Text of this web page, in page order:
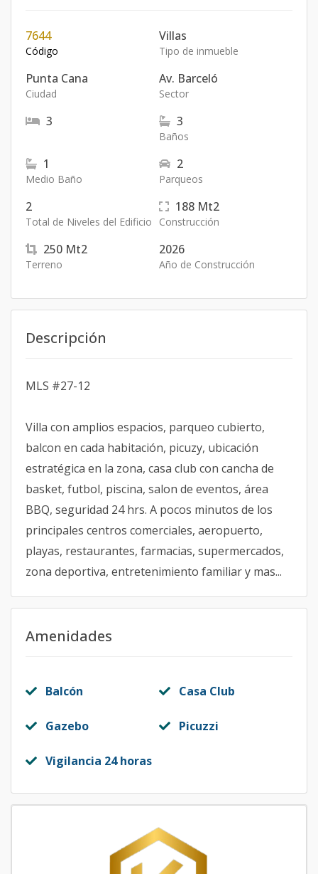
7644
Código
Villas
Tipo de inmueble
Punta Cana
Ciudad
Av. Barceló
Sector
3 3
Baños
1
Medio Baño
2
Parqueos
2
Total de Niveles del Edificio
188 Mt2
Construcción
250 Mt2
Terreno
2026
Año de Construcción
Descripción
MLS #27-12
Villa con amplios espacios, parqueo cubierto,
balcon en cada habitación, picuzy, ubicación
estratégica en la zona, casa club con cancha de
basket, futbol, piscina, salon de eventos, área
BBQ, seguridad 24 hrs. A pocos minutos de los
principales centros comerciales, aeropuerto,
playas, restaurantes, farmacias, supermercados,
zona deportiva, entretenimiento familiar y mas...
Amenidades
Balcón Casa Club
Gazebo Picuzzi
Vigilancia 24 horas